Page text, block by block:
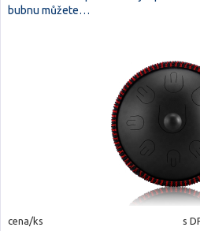
bubnu můžete…
cena/ks s